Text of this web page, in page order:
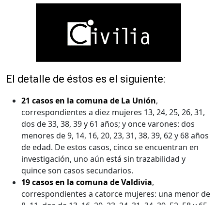
El detalle de éstos es el siguiente:
21 casos en la comuna de La Unión,
correspondientes a diez mujeres 13, 24, 25, 26, 31,
dos de 33, 38, 39 y 61 años; y once varones: dos
menores de 9, 14, 16, 20, 23, 31, 38, 39, 62 y 68 años
de edad. De estos casos, cinco se encuentran en
investigación, uno aún está sin trazabilidad y
quince son casos secundarios.
19 casos en la comuna de Valdivia,
correspondientes a catorce mujeres: una menor de